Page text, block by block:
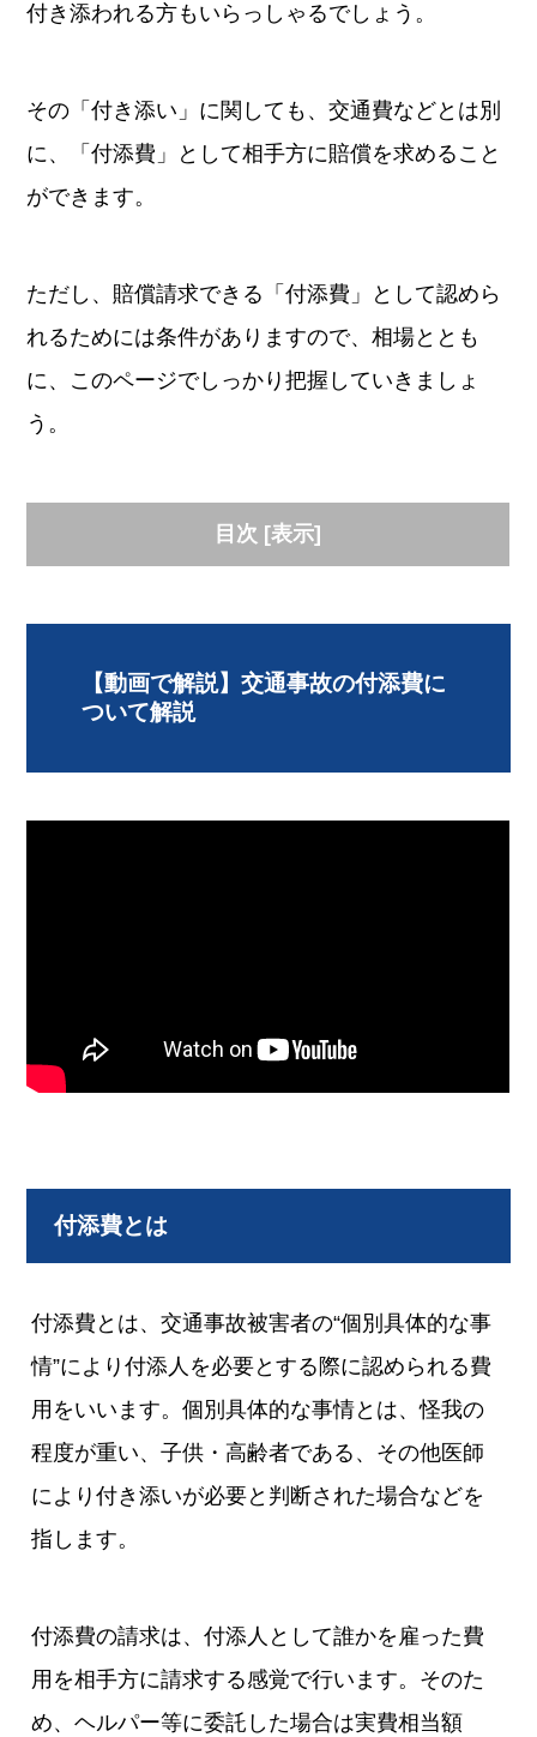
付き添われる方もいらっしゃるでしょう。
その「付き添い」に関しても、交通費などとは別
に、「付添費」として相手方に賠償を求めること
ができます。
ただし、賠償請求できる「付添費」として認めら
れるためには条件がありますので、相場ととも
に、このページでしっかり把握していきましょ
う。
目次 [表示]
【動画で解説】交通事故の付添費に
ついて解説
付添費とは
付添費とは、交通事故被害者の“個別具体的な事
情”により付添人を必要とする際に認められる費
用をいいます。個別具体的な事情とは、怪我の
程度が重い、子供・高齢者である、その他医師
により付き添いが必要と判断された場合などを
指します。
付添費の請求は、付添人として誰かを雇った費
用を相手方に請求する感覚で行います。そのた
め、ヘルパー等に委託した場合は実費相当額